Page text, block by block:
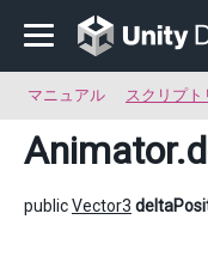
マニュアル スクリプト
Animator
publicVector3